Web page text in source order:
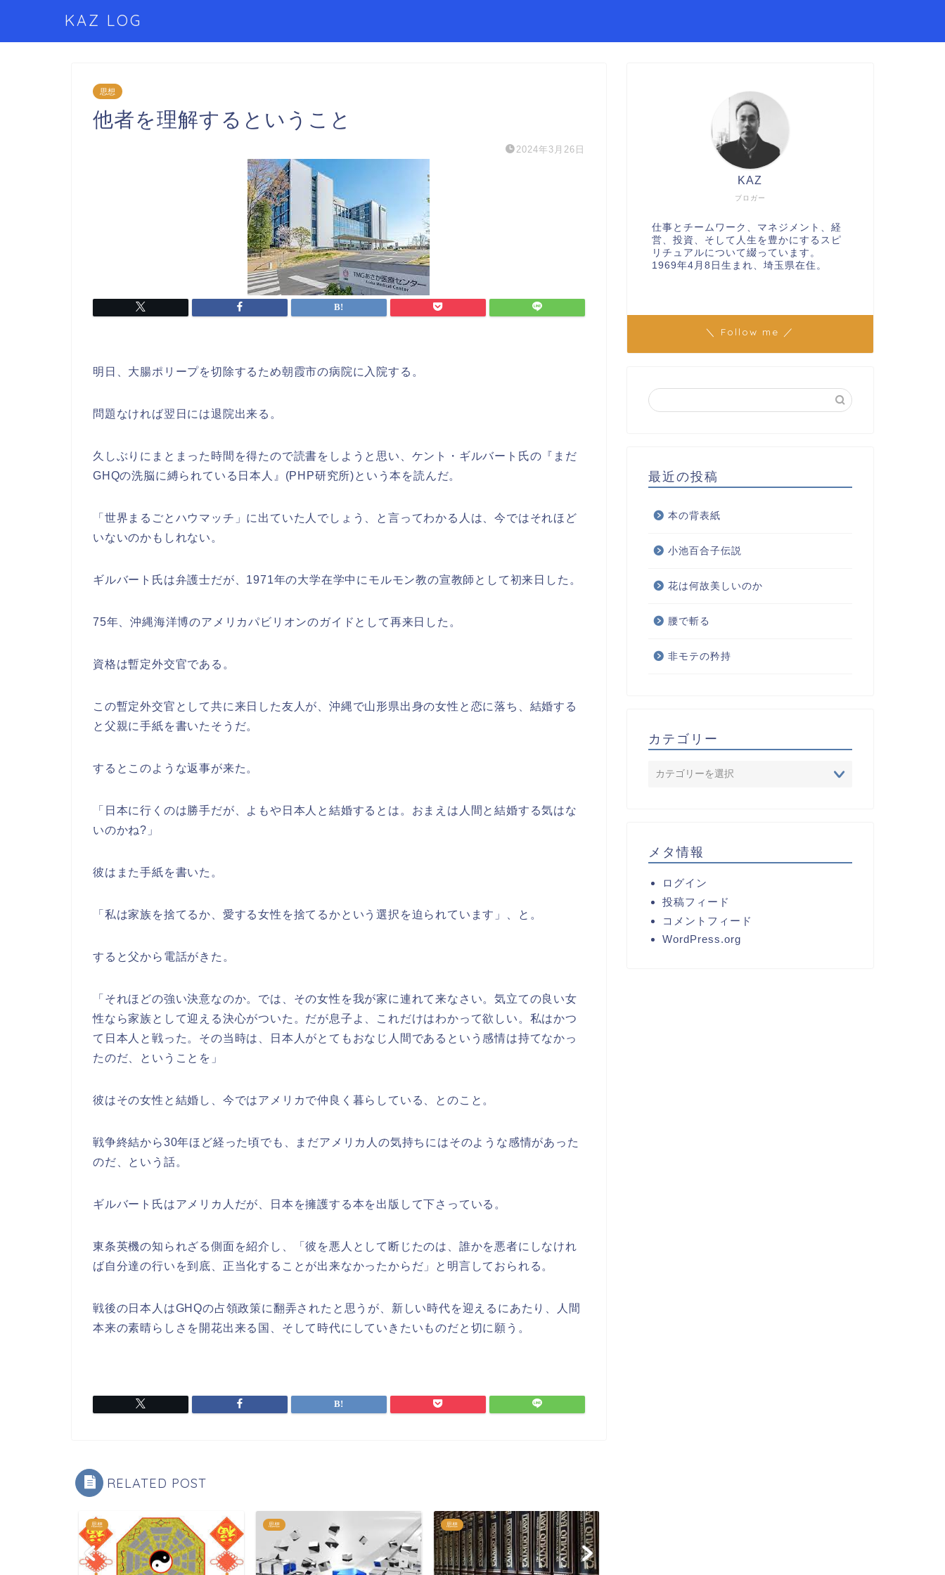
KAZ LOG
思想
他者を理解するということ
2024年3月26日
明日、大腸ポリープを切除するため朝霞市の病院に入院する。
問題なければ翌日には退院出来る。
久しぶりにまとまった時間を得たので読書をしようと思い、ケント・ギルバート氏の『まだ
GHQの洗脳に縛られている日本人』(PHP研究所)という本を読んだ。
「世界まるごとハウマッチ」に出ていた人でしょう、と言ってわかる人は、今ではそれほど
いないのかもしれない。
ギルバート氏は弁護士だが、1971年の大学在学中にモルモン教の宣教師として初来日した。
75年、沖縄海洋博のアメリカパビリオンのガイドとして再来日した。
資格は暫定外交官である。
この暫定外交官として共に来日した友人が、沖縄で山形県出身の女性と恋に落ち、結婚する
と父親に手紙を書いたそうだ。
するとこのような返事が来た。
「日本に行くのは勝手だが、よもや日本人と結婚するとは。おまえは人間と結婚する気はな
いのかね?」
彼はまた手紙を書いた。
「私は家族を捨てるか、愛する女性を捨てるかという選択を迫られています」、と。
すると父から電話がきた。
「それほどの強い決意なのか。では、その女性を我が家に連れて来なさい。気立ての良い女
性なら家族として迎える決心がついた。だが息子よ、これだけはわかって欲しい。私はかつ
て日本人と戦った。その当時は、日本人がとてもおなじ人間であるという感情は持てなかっ
たのだ、ということを」
彼はその女性と結婚し、今ではアメリカで仲良く暮らしている、とのこと。
戦争終結から30年ほど経った頃でも、まだアメリカ人の気持ちにはそのような感情があった
のだ、という話。
ギルバート氏はアメリカ人だが、日本を擁護する本を出版して下さっている。
東条英機の知られざる側面を紹介し、「彼を悪人として断じたのは、誰かを悪者にしなけれ
ば自分達の行いを到底、正当化することが出来なかったからだ」と明言しておられる。
戦後の日本人はGHQの占領政策に翻弄されたと思うが、新しい時代を迎えるにあたり、人間
本来の素晴らしさを開花出来る国、そして時代にしていきたいものだと切に願う。
RELATED POST
思想 思想 思想
ブロガー
KAZ
仕事とチームワーク、マネジメント、経
営、投資、そして人生を豊かにするスピ
リチュアルについて綴っています。
1969年4月8日生まれ、埼玉県在住。
＼ Follow me ／
最近の投稿
本の背表紙
小池百合子伝説
花は何故美しいのか
腰で斬る
非モテの矜持
カテゴリー
メタ情報
ログイン
投稿フィード
コメントフィード
WordPress.org